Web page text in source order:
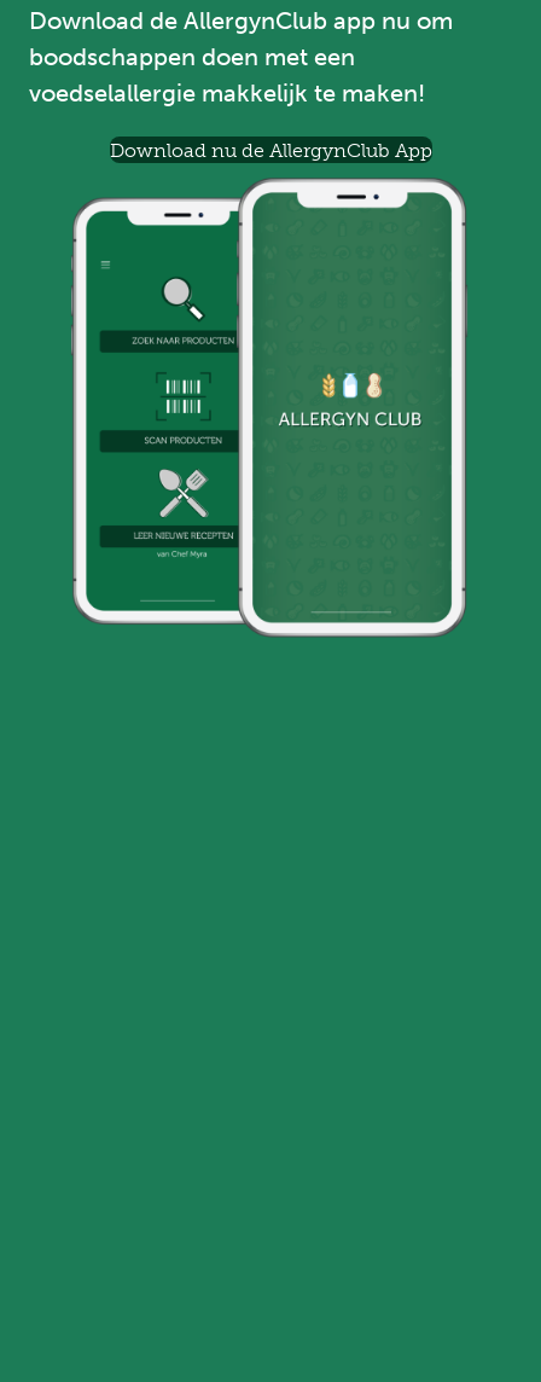
Download de AllergynClub app nu om
boodschappen doen met een
voedselallergie makkelijk te maken!
Download nu de AllergynClub App